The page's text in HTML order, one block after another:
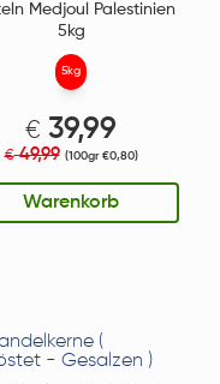
Medjoul Palestinien
5kg
5kg
€ 39,99
€49,99 (100gr €0,80)
Warenkorb